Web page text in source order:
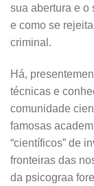
sua abertura e o
e como se
criminal.
Há,
técnicas e
comunidade
famosas
“científicos” de
fronteiras das
da psicograa